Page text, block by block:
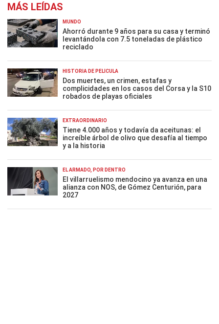
MÁS LEÍDAS
MUNDO
Ahorró durante 9 años para su casa y terminó
levantándola con 7.5 toneladas de plástico
reciclado
HISTORIA DE PELÍCULA
Dos muertes, un crimen, estafas y
complicidades en los casos del Corsa y la S10
robados de playas oficiales
EXTRAORDINARIO
Tiene 4.000 años y todavía da aceitunas: el
increíble árbol de olivo que desafía al tiempo
y a la historia
EL ARMADO, POR DENTRO
El villarruelismo mendocino ya avanza en una
alianza con NOS, de Gómez Centurión, para
2027